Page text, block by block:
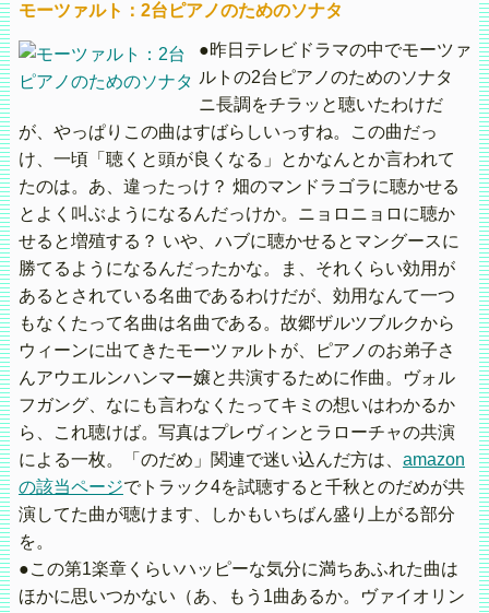
モーツァルト：2台ピアノのためのソナタ
●昨日テレビドラマの中でモーツァ
ルトの2台ピアノのためのソナタ
ニ長調をチラッと聴いたわけだ
が、やっぱりこの曲はすばらしいっすね。この曲だっ
け、一頃「聴くと頭が良くなる」とかなんとか言われて
たのは。あ、違ったっけ？ 畑のマンドラゴラに聴かせる
とよく叫ぶようになるんだっけか。ニョロニョロに聴か
せると増殖する？ いや、ハブに聴かせるとマングースに
勝てるようになるんだったかな。ま、それくらい効用が
あるとされている名曲であるわけだが、効用なんて一つ
もなくたって名曲は名曲である。故郷ザルツブルクから
ウィーンに出てきたモーツァルトが、ピアノのお弟子さ
んアウエルンハンマー嬢と共演するために作曲。ヴォル
フガング、なにも言わなくたってキミの想いはわかるか
ら、これ聴けば。写真はプレヴィンとラローチャの共演
による一枚。「のだめ」関連で迷い込んだ方は、 amazon
の該当ページでトラック4を試聴すると千秋とのだめが共
演してた曲が聴けます、しかもいちばん盛り上がる部分
を。
●この第1楽章くらいハッピーな気分に満ちあふれた曲は
ほかに思いつかない（あ、もう1曲あるか。ヴァイオリン